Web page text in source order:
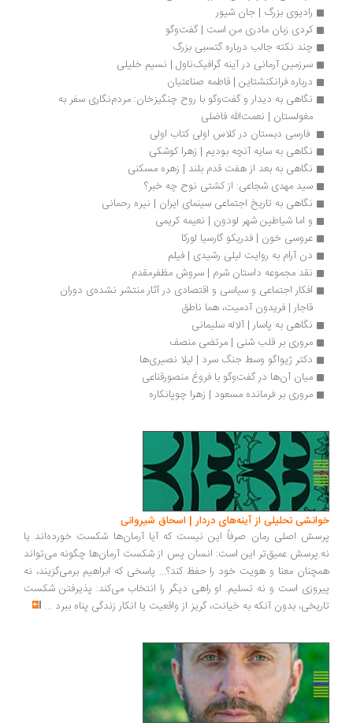
رادیوی بزرگ | جان شیور
کردی زبان مادری من است | گفت‌وگو
چند نکته جالب درباره گتسبی بزرگ
سرزمین آرمانی در آینه گرافیک‌ناول | نسیم خلیلی
درباره فرانکنشتاین | فاطمه صناعتیان
مغولستان | نعمت‌الله فاضلی
فارسی دبستان در کلاس اولی کتاب اولی
نگاهی به سایه آنچه بودیم | زهرا کوشکی
نگاهی به بعد از هفت قدم بلند | زهره مسکنی
سید مهدی شجاعی: از کشتی نوح چه خبر؟
نگاهی به تاریخ اجتماعی سینمای ایران | نیره رحمانی
و اما شیاطین شهر لودون | نعیمه کریمی
عروسی خون | فدریکو گارسیا لورکا
دن آرام به روایت لیلی رشیدی | فیلم
نقد مجموعه‌ داستان شرم | سروش مظفرمقدم
افکار اجتماعی و سیاسی و اقتصادی در آثار منتشر نشده‌ی دوران
قاجار | فریدون آدمیت، هما ناطق
نگاهی به پاسار | آلاله سلیمانی
مروری بر قلب شنی | مرتضی منصف
دکتر ژیواگو وسط جنگ سرد | لیلا نصیری‌ها
میان آن‌ها در گفت‌وگو با فروغ منصورقناعی
مروری بر فرمانده مسعود | زهرا چوپانکاره
تحلیلی از آینه‌های دردار | اسحاق شیروانی
اصلی رمان صرفاً این نیست که آیا آرمان‌ها شکست خورده‌اند یا
عمیق‌تر این است: انسان پس از شکست آرمان‌ها چگونه می‌تواند
معنا و هویت خود را حفظ کند؟... پاسخی که ابراهیم برمی‌گزیند، نه
است و نه تسلیم. او راهی دیگر را انتخاب می‌کند: پذیرفتن شکست
بدون آنکه به خیانت، گریز از واقعیت یا انکار زندگی پناه ببرد...